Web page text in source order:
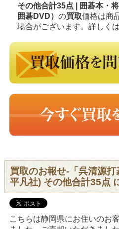
その他合計35点 | 囲碁本・
囲碁DVD） の買取価格は商
場合がございます。詳しく
買取のお報せ-「呉清源
平凡社) その他合計35点
こちらは静岡県にお住いのお